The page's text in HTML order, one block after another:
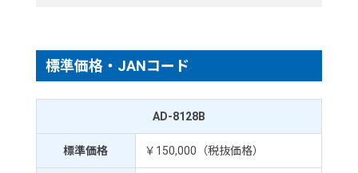
標準価格・JANコード
AD-8128B
標準価格 ￥150,000（税抜価格）